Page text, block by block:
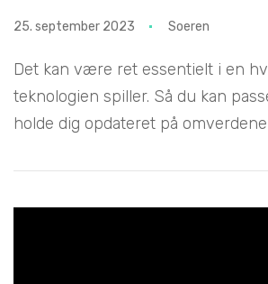
25. september 2023 Soeren
Det kan være ret essentielt i en
teknologien spiller. Så du kan
holde dig opdateret på